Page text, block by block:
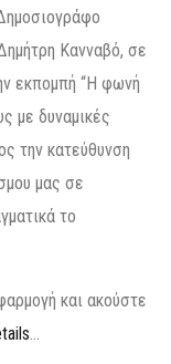
Κανναβό, σε
εκπομπή “Η φωνή
με δυναμικές
την κατεύθυνση
μας σε
το
και ακούστε
…